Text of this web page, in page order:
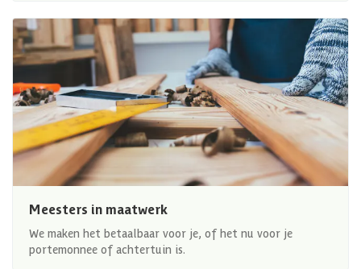
Meesters in maatwerk
We maken het betaalbaar voor je, of het nu voor je
portemonnee of achtertuin is.